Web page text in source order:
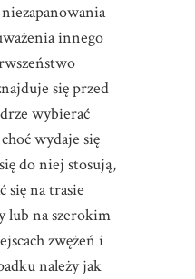
innego
się przed
wybierać
wydaje się
do niej stosują,
się na trasie
lub na szerokim
zwężeń i
należy jak